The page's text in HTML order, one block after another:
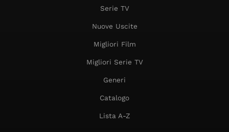
Serie TV
Nuove Uscite
Migliori Film
Migliori Serie TV
Generi
Catalogo
Lista A-Z